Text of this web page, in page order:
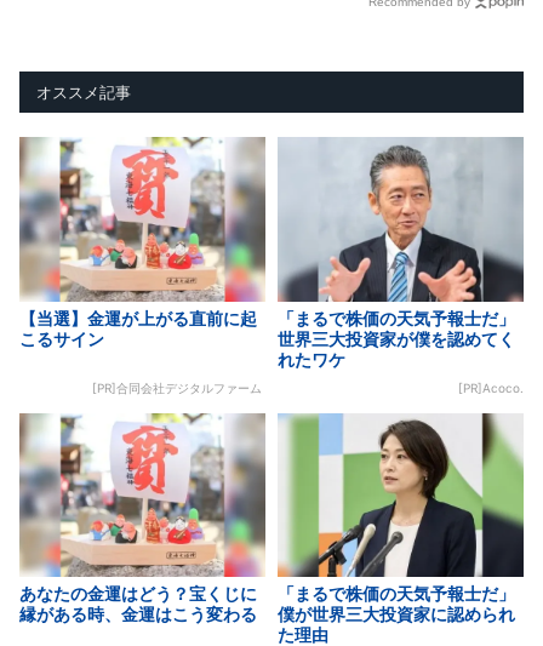
オススメ記事
【当選】金運が上がる直前に起
こるサイン
[PR]合同会社デジタルファーム
「まるで株価の天気予報士だ」
世界三大投資家が僕を認めてく
れたワケ
[PR]Acoco.
あなたの金運はどう？宝くじに
縁がある時、金運はこう変わる
「まるで株価の天気予報士だ」
僕が世界三大投資家に認められ
た理由